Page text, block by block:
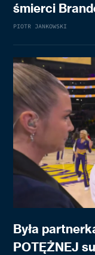
śmierci
PIOTR JANKOWSKI
Była
POTĘŻNEJ